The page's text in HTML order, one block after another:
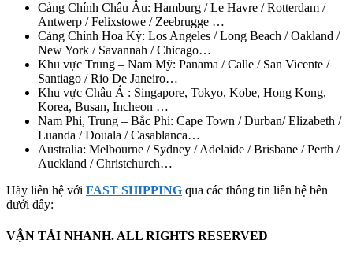
Cảng Chính Châu Âu: Hamburg / Le Havre / Rotterdam /
Antwerp / Felixstowe / Zeebrugge …
Cảng Chính Hoa Kỳ: Los Angeles / Long Beach / Oakland /
New York / Savannah / Chicago…
Khu vực Trung – Nam Mỹ: Panama / Calle / San Vicente /
Santiago / Rio De Janeiro…
Khu vực Châu Á : Singapore, Tokyo, Kobe, Hong Kong,
Korea, Busan, Incheon …
Nam Phi, Trung – Bắc Phi: Cape Town / Durban/ Elizabeth /
Luanda / Douala / Casablanca…
Australia: Melbourne / Sydney / Adelaide / Brisbane / Perth /
Auckland / Christchurch…
Hãy liên hệ với FAST SHIPPING qua các thông tin liên hệ bên
dưới đây:
VẬN TẢI NHANH. ALL RIGHTS RESERVED